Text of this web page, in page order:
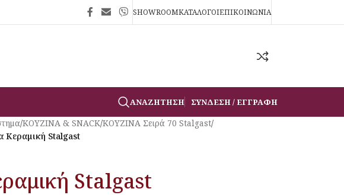
SHOWROOMΚΑΤΑΛΟΓΟΙΕΠΙΚΟΙΝΩΝΙΑ
ΑΝΑΖΉΤΗΣΗ ΣΎΝΔΕΣΗ / ΕΓΓΡΑΦΉ
/ΚΟΥΖΙΝΑ & SNACK/ΚΟΥΖΙΝΑ Σειρά 70 Stalgast/
Κεραμική Stalgast
Stalgast